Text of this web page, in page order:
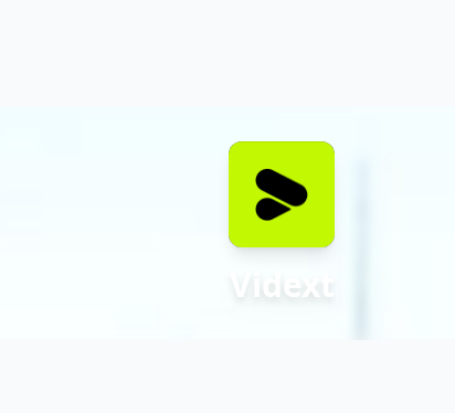
Vidext